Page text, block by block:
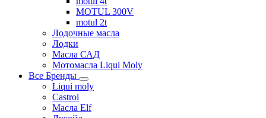
MOTUL 300V
motul 2t
Лодочные масла
Лодки
Масла САД
Мотомасла Liqui Moly
Все Бренды
Liqui moly
Castrol
Масла Elf